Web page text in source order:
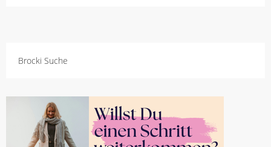
Brocki Suche